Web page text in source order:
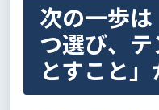
次の一歩
つ選び、
とすこと